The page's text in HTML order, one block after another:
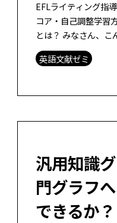
EFLライティング指
コア・自己調整学習
とは？ みなさん、
田中です。 先日の英
します。 論文タイト
英語文献ゼミ
汎用知識
門グラフ
できるか？